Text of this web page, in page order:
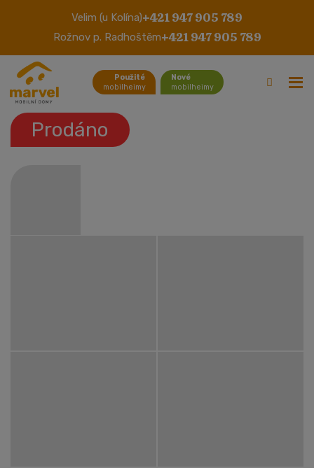
Velim (u Kolína)+421 947 905 789
Rožnov p. Radhoštěm+421 947 905 789
Použité
mobilheimy
Nové
mobilheimy
Willerby Herald
Prodáno